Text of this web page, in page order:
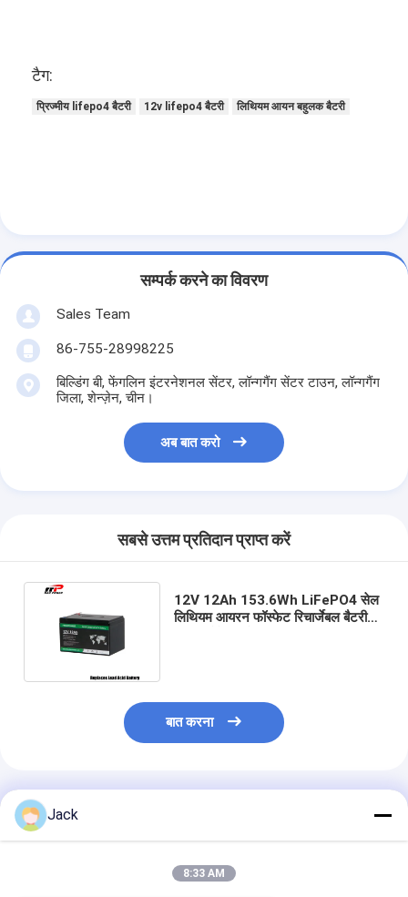
टैग:
प्रिज्मीय lifepo4 बैटरी 12v lifepo4 बैटरी लिथियम आयन बहुलक बैटरी
सम्पर्क करने का विवरण
Sales Team
86-755-28998225
बिल्डिंग बी, फेंगलिन इंटरनेशनल सेंटर, लॉन्गगैंग सेंटर टाउन, लॉन्गगैंग
जिला, शेन्ज़ेन, चीन।
अब बात करो
सबसे उत्तम प्रतिदान प्राप्त करें
12V 12Ah 153.6Wh LiFePO4 सेल
लिथियम आयरन फॉस्फेट रिचार्जेबल बैटरी
बात करना
अनुशंसित उत्पाद
Jack
8:33 AM